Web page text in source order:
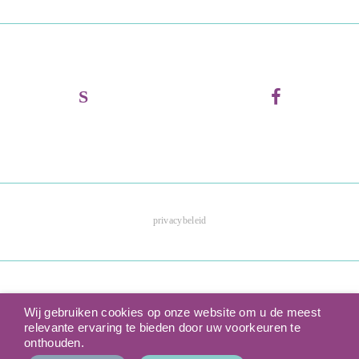
privacybeleid
Wij gebruiken cookies op onze website om u de meest
relevante ervaring te bieden door uw voorkeuren te
onthouden.